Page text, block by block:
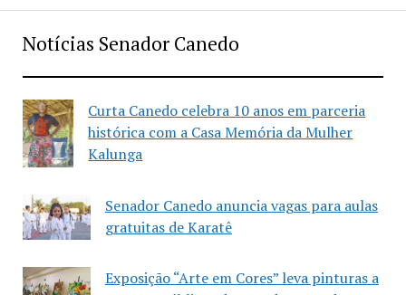
Notícias Senador Canedo
Curta Canedo celebra 10 anos em parceria
histórica com a Casa Memória da Mulher
Kalunga
Senador Canedo anuncia vagas para aulas
gratuitas de Karatê
Exposição “Arte em Cores” leva pinturas a